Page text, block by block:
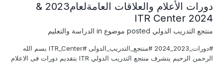
دورات الأعلام والعلاقات العامةلعام2023 &
2024 ITR Center
منتجع التدريب الدولي الدراسة والتعليم
#دورات_2023_2024 #منتجع_التدريب_الدولى #ITR_Center بسم الله
الرحمن الرحيم يتشرف منتجع التدريب الدولي ITR بتقديم دورات فى الاعلام